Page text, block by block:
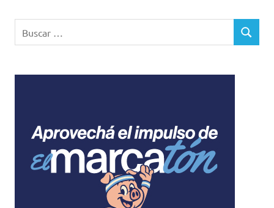
BUSCAR